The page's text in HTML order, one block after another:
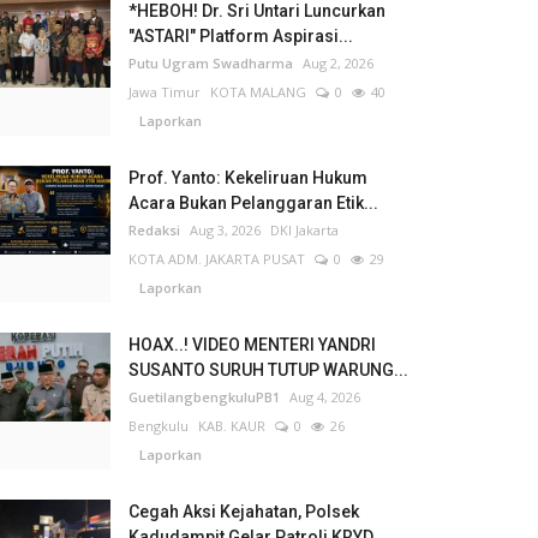
*HEBOH! Dr. Sri Untari Luncurkan
"ASTARI" Platform Aspirasi...
Putu Ugram Swadharma Aug 2, 2026
Jawa Timur KOTA MALANG 0
40
Laporkan
Prof. Yanto: Kekeliruan Hukum
Acara Bukan Pelanggaran Etik...
Redaksi Aug 3, 2026 DKI Jakarta
KOTA ADM. JAKARTA PUSAT
0
29
Laporkan
HOAX..! VIDEO MENTERI YANDRI
SUSANTO SURUH TUTUP WARUNG...
GuetilangbengkuluPB1
Aug 4, 2026
Bengkulu
KAB. KAUR 0
26
Laporkan
Cegah Aksi Kejahatan, Polsek